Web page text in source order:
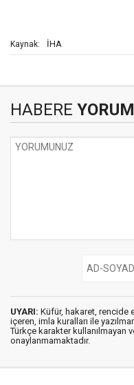
Kaynak: İHA
HABERE
UYARI: Küfür, hakaret, rencide
içeren, imla kuralları ile
Türkçe karakter kullanılmayan
onaylanmamaktadır.